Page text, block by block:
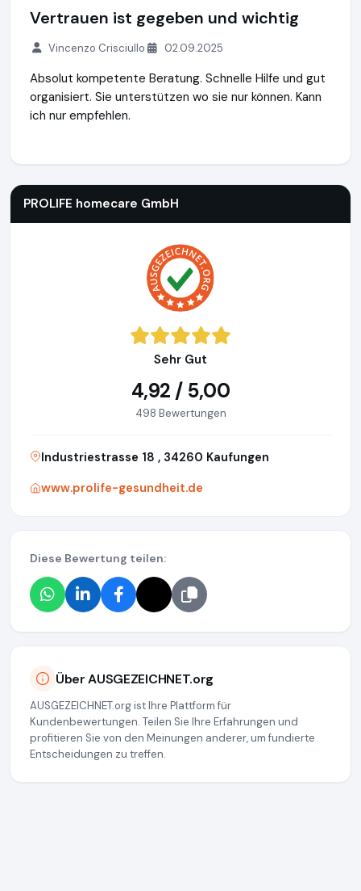
Vertrauen ist gegeben und wichtig
Vincenzo Crisciullo 02.09.2025
Absolut kompetente Beratung. Schnelle Hilfe und gut
organisiert. Sie unterstützen wo sie nur können. Kann
ich nur empfehlen.
PROLIFE homecare GmbH
Sehr Gut
4,92 / 5,00
498 Bewertungen
Industriestrasse 18 , 34260 Kaufungen
www.prolife-gesundheit.de
Diese Bewertung teilen:
Über AUSGEZEICHNET.org
AUSGEZEICHNET.org ist Ihre Plattform für
Kundenbewertungen. Teilen Sie Ihre Erfahrungen und
profitieren Sie von den Meinungen anderer, um fundierte
Entscheidungen zu treffen.